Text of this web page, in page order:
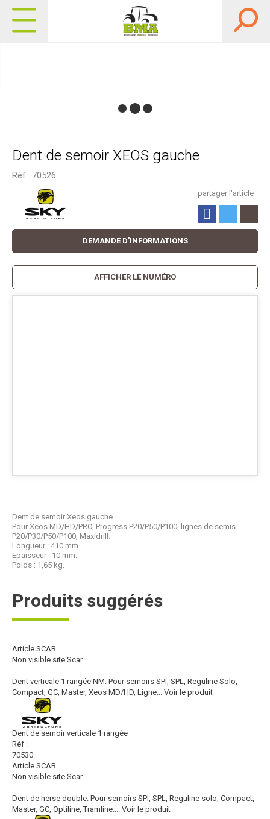
Dent de semoir XEOS gauche
Réf : 70526
partager l'article
Dent de semoir Xeos gauche.
Pour Xeos MD/HD/PRO, Progress P20/P50/P100, lignes de semis
P20/P30/P50/P100, Maxidrill.
Longueur : 410 mm.
Epaisseur : 10 mm.
Poids : 1,65 kg.
DEMANDE D'INFORMATIONS
AFFICHER LE NUMÉRO
Produits suggérés
Article SCAR
Non visible site Scar
Dent verticale 1 rangée NM. Pour semoirs SPI, SPL, Reguline Solo,
Compact, GC, Master, Xeos MD/HD, Ligne... Voir le produit
Dent de semoir verticale 1 rangée
Réf :
70530
Article SCAR
Non visible site Scar
Dent de herse double. Pour semoirs SPI, SPL, Reguline solo, Compact,
Master, GC, Optiline, Tramline.... Voir le produit